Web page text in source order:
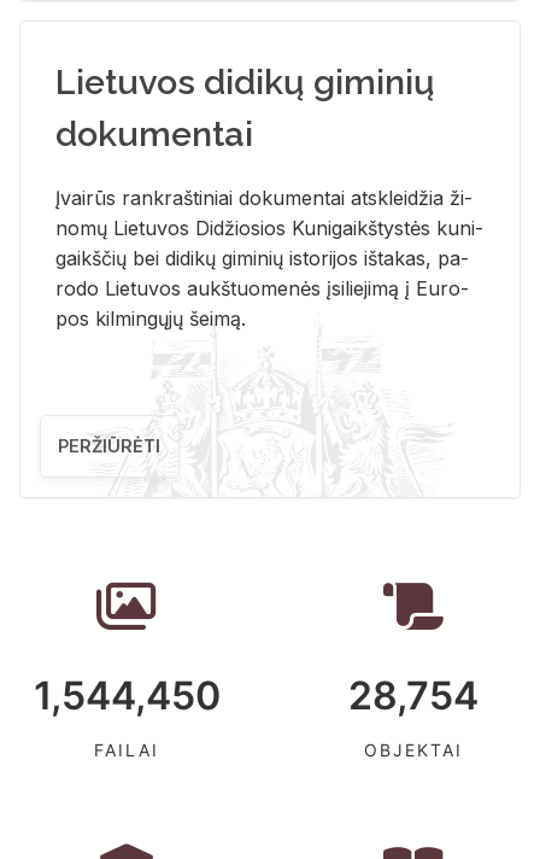
Lietuvos didikų giminių
dokumentai
Įvai­rūs rank­raš­ti­niai do­ku­men­tai at­sklei­džia ži­
no­mų Lie­tu­vos Di­džio­sios Ku­ni­gaikš­tys­tės ku­ni­
gaikš­čių bei di­di­kų gi­mi­nių is­to­ri­jos iš­ta­kas, pa­
ro­do Lie­tu­vos aukš­tuo­me­nės įsi­lie­ji­mą į Eu­ro­
pos kil­min­gų­jų šei­mą.
PERŽIŪRĖTI
1,544,450
FAILAI
28,754
OBJEKTAI